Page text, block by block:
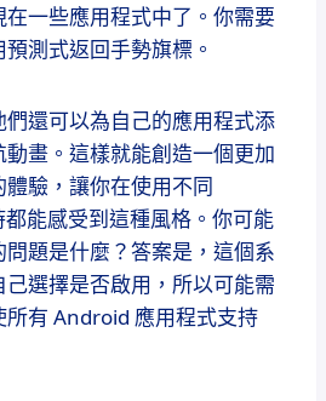
一些應用程式中了。你需要
測式返回手勢旗標。
還可以為自己的應用程式添
畫。這樣就能創造一個更加
驗，讓你在使用不同
能感受到這種風格。你可能
題是什麼？答案是，這個系
選擇是否啟用，所以可能需
所有 Android 應用程式支持